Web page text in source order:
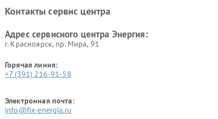
Контакты сервис центра
Адрес сервисного центра Энергия:
г. Красноярск, ​пр. Мира, 91
Горячая линия:
+7 (391) 216-91-58
Электронная почта:
info@fix-energia.ru